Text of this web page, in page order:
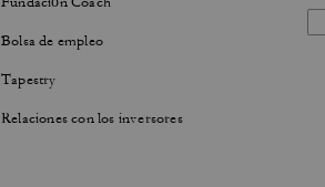
Bolsa de empleo
Tapestry
Relaciones con los inversores